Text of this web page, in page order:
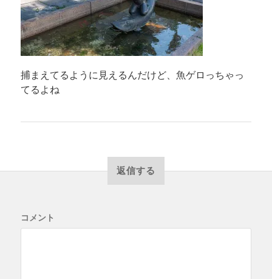
捕まえてるように見えるんだけど、魚ゲロっちゃっ
てるよね
返信する
コメント